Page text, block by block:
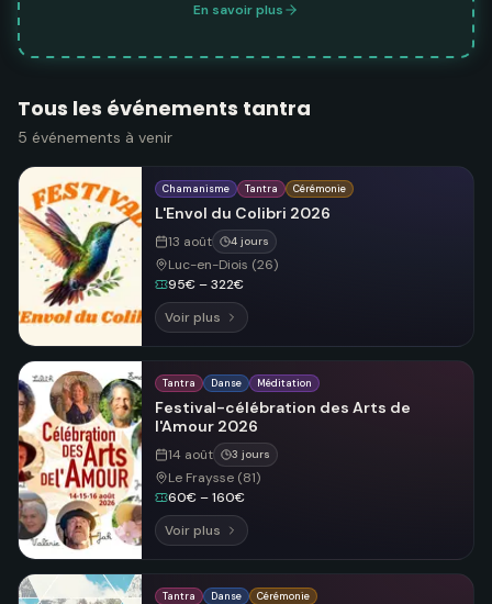
En savoir plus
Tous les événements tantra
5 événements à venir
Chamanisme Tantra Cérémonie
L'Envol du Colibri 2026
13 août 4 jours
Luc-en-Diois (26)
95€ – 322€
Voir plus
Tantra Danse Méditation
Festival-célébration des Arts de
l'Amour 2026
14 août 3 jours
Le Fraysse (81)
60€ – 160€
Voir plus
Tantra Danse Cérémonie